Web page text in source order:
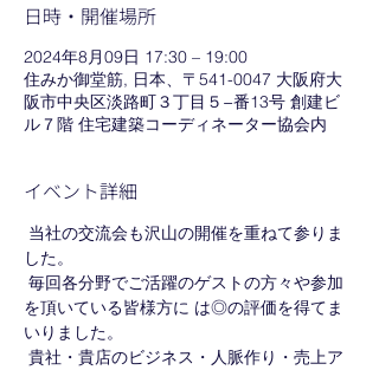
日時・開催場所
2024年8月09日 17:30 – 19:00
住みか御堂筋, 日本、〒541-0047 大阪府大
阪市中央区淡路町３丁目５−番13号 創建ビ
ル７階 住宅建築コーディネーター協会内
イベント詳細
当社の交流会も沢山の開催を重ねて参りま
した。
毎回各分野でご活躍のゲストの方々や参加
を頂いている皆様方に は◎の評価を得てま
いりました。
貴社・貴店のビジネス・人脈作り・売上ア